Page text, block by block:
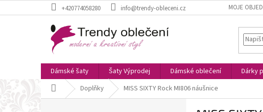
na
+420774058280 info@trendy-obleceni.cz MOJE
Dámské šaty Šaty Výprodej Dámské oblečení Dárky
Domů Doplňky MISS SIXTY Rock MI806 náušnice